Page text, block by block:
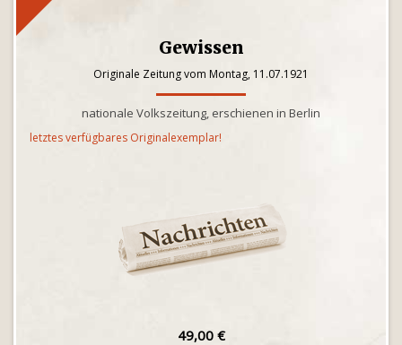
Gewissen
Originale Zeitung vom Montag, 11.07.1921
nationale Volkszeitung, erschienen in Berlin
letztes verfügbares Originalexemplar!
49,00 €